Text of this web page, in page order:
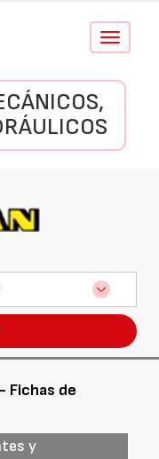
Conmutar
- Fichas de
y